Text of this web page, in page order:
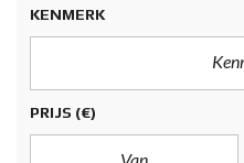
KENMERK
PRIJS (€)